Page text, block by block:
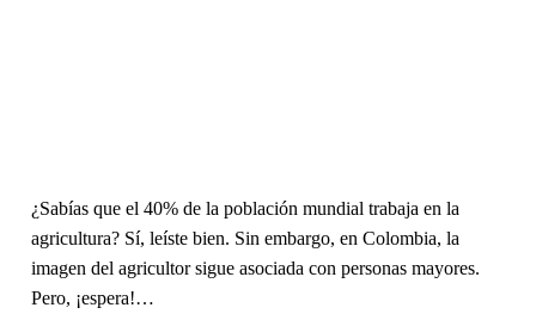
¿Sabías que el 40% de la población mundial trabaja en la
agricultura? Sí, leíste bien. Sin embargo, en Colombia, la
imagen del agricultor sigue asociada con personas mayores.
Pero, ¡espera!…